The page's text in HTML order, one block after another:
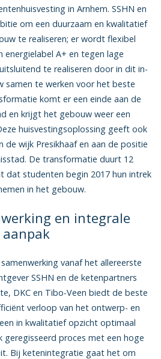
in Arnhem. SSHN en
om een duurzaam en kwalitatief
te realiseren; er wordt flexi­bel
energielabel A+ en tegen lage
te realiseren door in dit in­
samen te werken voor het beste
komt er een einde aan de
en krijgt het gebouw weer een
huisvestingsoplossing geeft ook
de wijk Presikhaaf en aan de positie
De transformatie duurt 12
dat studenten begin 2017 hun intrek
in het gebouw.
en integrale
aanpak
vanaf het allereerste
SSHN en de ketenpartners
DKC en Tibo-Veen biedt de beste
verloop van het ontwerp- en
in kwalitatief opzicht optimaal
geregis­seerd proces met een hoge
Bij ketenintegratie gaat het om